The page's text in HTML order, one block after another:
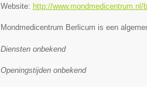
Website: http://
Mondmedicentrum Berlicum is een
Diensten onbekend
Openingstijden onbekend